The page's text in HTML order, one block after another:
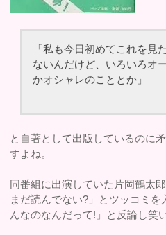
「私も今日初めてこれを見
ないんだけど、いろいろオ
かオシャレのこととか」
と自著として出版しているのに
すよね。
同番組に出演していた片岡鶴太
まだ読んでない?」とツッコミ
んなのなんだって!」と反論し笑